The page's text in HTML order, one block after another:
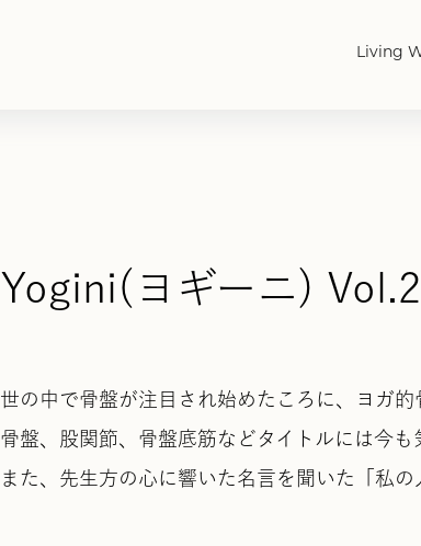
Living
Yogini(ヨギーニ)
世の中で骨盤が注目され始めたころに、ヨガ的
骨盤、股関節、骨盤底筋などタイトルには今も
また、先生方の心に響いた名言を聞いた「私